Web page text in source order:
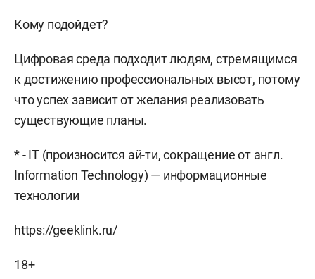
Кому подойдет?
Цифровая среда подходит людям, стремящимся
к достижению профессиональных высот, потому
что успех зависит от желания реализовать
существующие планы.
* - IT (произносится ай-ти, сокращение от англ.
Information Technology) — информационные
технологии
https://geeklink.ru/
18+